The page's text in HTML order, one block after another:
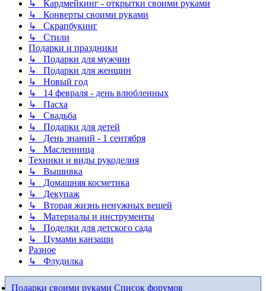
↳ Кардмейкинг - открытки своими руками
↳ Конверты своими руками
↳ Скрапбукинг
↳ Стили
Подарки и праздники
↳ Подарки для мужчин
↳ Подарки для женщин
↳ Новый год
↳ 14 февраля - день влюбленных
↳ Пасха
↳ Свадьба
↳ Подарки для детей
↳ День знаний - 1 сентября
↳ Масленница
Техники и виды рукоделия
↳ Вышивка
↳ Домашняя косметика
↳ Декупаж
↳ Вторая жизнь ненужных вещей
↳ Материалы и инструменты
↳ Поделки для детского сада
↳ Цумами канзаши
Разное
↳ Флудилка
Подарки своими руками Список форумов